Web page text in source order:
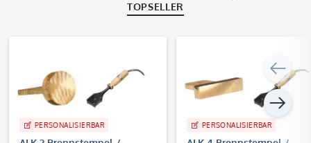
TOPSELLER
PERSONALISIERBAR PERSONALISIERBAR